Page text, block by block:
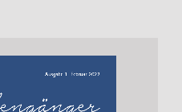
Ausgabe 1  Februar 2022